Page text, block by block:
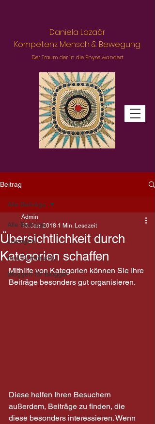
Daniela Lazaãr
Kompetenz Mensch & Bewegung
Der Traum der in die Physe wandert
Beitrag
Alle Beiträge
Loslegen
Ihre Community
Bloggen für Blogger
Alle Beiträge
Übersichtlichkeit durch
Kategorien schaffen
Admin
16. Jan. 2018 1 Min. Lesezeit
Mithilfe von Kategorien können Sie Ihre
Beiträge besonders gut organisieren.
Diese helfen Ihren Besuchern
außerdem, Beiträge zu finden, die
diese besonders interessieren. Wenn